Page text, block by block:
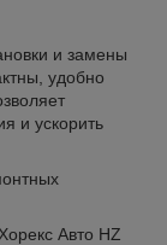
и замены
удобно
и ускорить
Авто HZ